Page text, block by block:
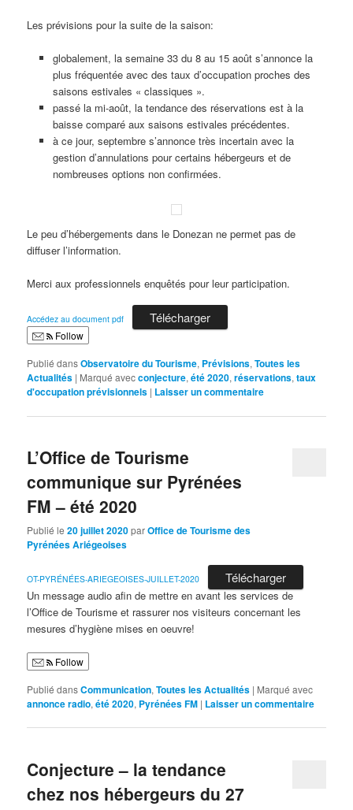
Les prévisions pour la suite de la saison:
globalement, la semaine 33 du 8 au 15 août s’annonce la
plus fréquentée avec des taux d’occupation proches des
saisons estivales « classiques ».
passé la mi-août, la tendance des réservations est à la
baisse comparé aux saisons estivales précédentes.
à ce jour, septembre s’annonce très incertain avec la
gestion d’annulations pour certains hébergeurs et de
nombreuses options non confirmées.
Le peu d’hébergements dans le Donezan ne permet pas de
diffuser l’information.
Merci aux professionnels enquêtés pour leur participation.
Accédez au document pdf Télécharger
Follow
Publié dansObservatoire du Tourisme, Prévisions,Toutes les
Actualités | Marqué avecconjecture,été 2020,réservations,taux
d'occupation prévisionnels | Laisser un commentaire
L’Office de Tourisme
communique sur Pyrénées
FM – été 2020
Publié le20 juillet 2020parOffice de Tourisme des
Pyrénées Ariégeoises
OT-PYRÉNÉES-ARIEGEOISES-JUILLET-2020 Télécharger
Un message audio afin de mettre en avant les services de
l’Office de Tourisme et rassurer nos visiteurs concernant les
mesures d’hygiène mises en oeuvre!
Follow
Publié dansCommunication,Toutes les Actualités | Marqué avec
annonce radio,été 2020, Pyrénées FM | Laisser un commentaire
Conjecture – la tendance
chez nos hébergeurs du 27